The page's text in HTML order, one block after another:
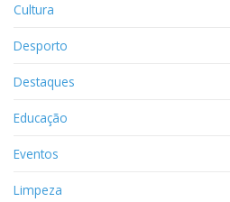
Cultura
Desporto
Destaques
Educação
Eventos
Limpeza